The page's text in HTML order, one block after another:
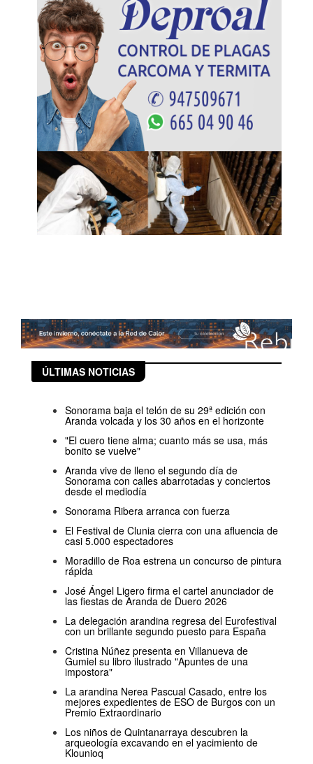
ÚLTIMAS NOTICIAS
Sonorama baja el telón de su 29ª edición con
Aranda volcada y los 30 años en el horizonte
"El cuero tiene alma; cuanto más se usa, más
bonito se vuelve"
Aranda vive de lleno el segundo día de
Sonorama con calles abarrotadas y conciertos
desde el mediodía
Sonorama Ribera arranca con fuerza
El Festival de Clunia cierra con una afluencia de
casi 5.000 espectadores
Moradillo de Roa estrena un concurso de pintura
rápida
José Ángel Ligero firma el cartel anunciador de
las fiestas de Aranda de Duero 2026
La delegación arandina regresa del Eurofestival
con un brillante segundo puesto para España
Cristina Núñez presenta en Villanueva de
Gumiel su libro ilustrado "Apuntes de una
impostora"
La arandina Nerea Pascual Casado, entre los
mejores expedientes de ESO de Burgos con un
Premio Extraordinario
Los niños de Quintanarraya descubren la
arqueología excavando en el yacimiento de
Klounioq